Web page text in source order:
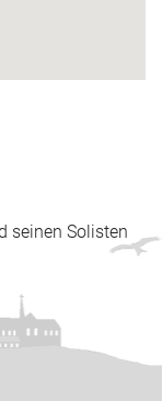
seinen Solisten